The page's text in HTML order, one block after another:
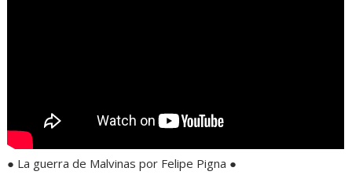
● La guerra de Malvinas por Felipe Pigna ●